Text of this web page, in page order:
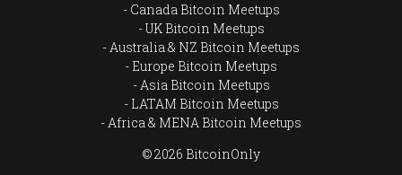
Canada Bitcoin Meetups
UK Bitcoin Meetups
Australia & NZ Bitcoin Meetups
Europe Bitcoin Meetups
Asia Bitcoin Meetups
LATAM Bitcoin Meetups
Africa & MENA Bitcoin Meetups
© 2026 BitcoinOnly